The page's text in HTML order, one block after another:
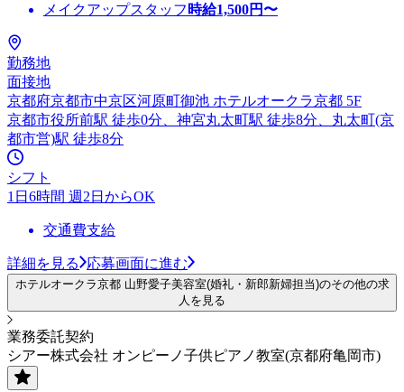
メイクアップスタッフ 時給1,500円〜
勤務地
面接地
京都府京都市中京区河原町御池 ホテルオークラ京都 5F
京都市役所前駅 徒歩0分、神宮丸太町駅 徒歩8分、丸太町(京
都市営)駅 徒歩8分
シフト
1日6時間 週2日からOK
交通費支給
詳細を見る 応募画面に進む
ホテルオークラ京都 山野愛子美容室(婚礼・新郎新婦担当)のその他の求
人を見る
業務委託契約
シアー株式会社 オンピーノ子供ピアノ教室(京都府亀岡市)